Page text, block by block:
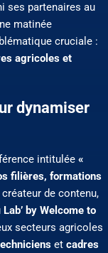
ses partenaires au
matinée
cruciale :
agricoles et
dynamiser
intitulée «
filières, formations
créateur de contenu,
Lab’ by Welcome to
secteurs agricoles
et cadres